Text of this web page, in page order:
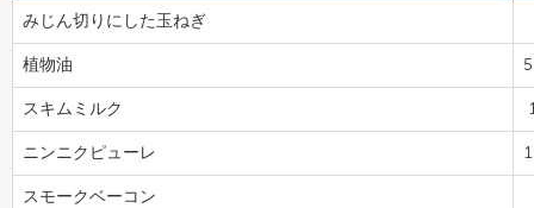
みじん切りにした玉ねぎ
植物油
スキムミルク
ニンニクピューレ
スモークベーコン